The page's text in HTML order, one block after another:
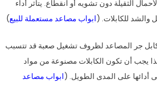
الثقيلة دون تشويه أو انقطاع. يتأثر أداء
للكابلات. (ابواب مصاعد مستعملة للبيع)
كابل جر المصاعد لظروف تشغيل صعبة قد تتسبب
يجب أن تكون الكابلات مصنوعة من مواد
أدائها على المدى الطويل. (ابواب مصاعد